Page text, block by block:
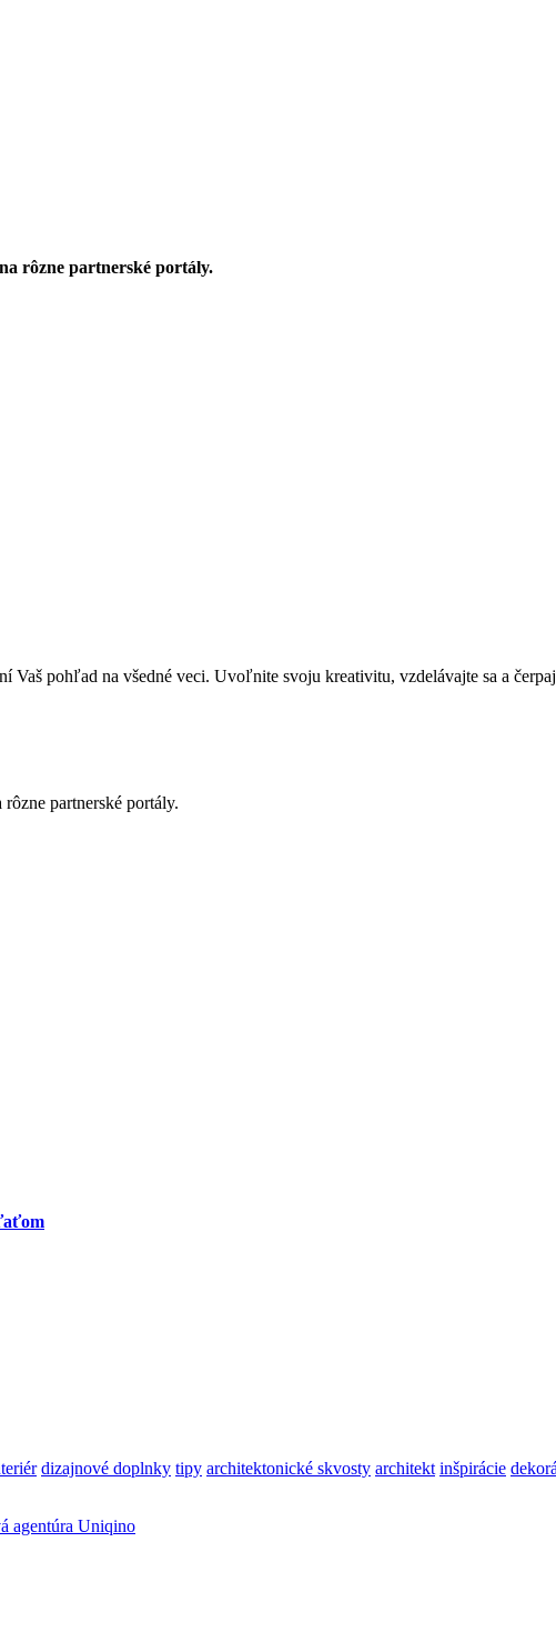
rôzne partnerské portály.
Vaš pohľad na všedné veci. Uvoľnite svoju kreativitu, vzdelávajte sa a
partnerské portály.
dizajnové doplnky tipy architektonické skvosty architekt inšpirácie
agentúra Uniqino